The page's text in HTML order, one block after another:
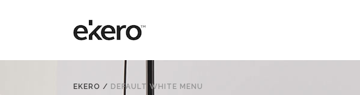
EKERO / DEFAULT WHITE MENU